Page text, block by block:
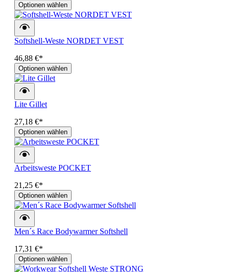
Optionen wählen
Softshell-Weste NORDET VEST
46,88 €*
Optionen wählen
Lite Gillet
27,18 €*
Optionen wählen
Arbeitsweste POCKET
21,25 €*
Optionen wählen
Men´s Race Bodywarmer Softshell
17,31 €*
Optionen wählen